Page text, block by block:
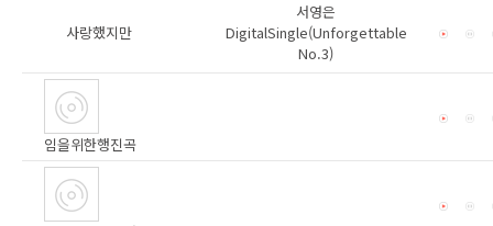
사랑했지만
서영은
DigitalSingle(Unforgettable
No.3)
임을위한행진곡